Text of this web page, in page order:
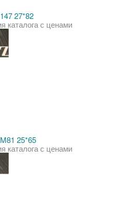
27*82
каталога с ценами
25*65
каталога с ценами